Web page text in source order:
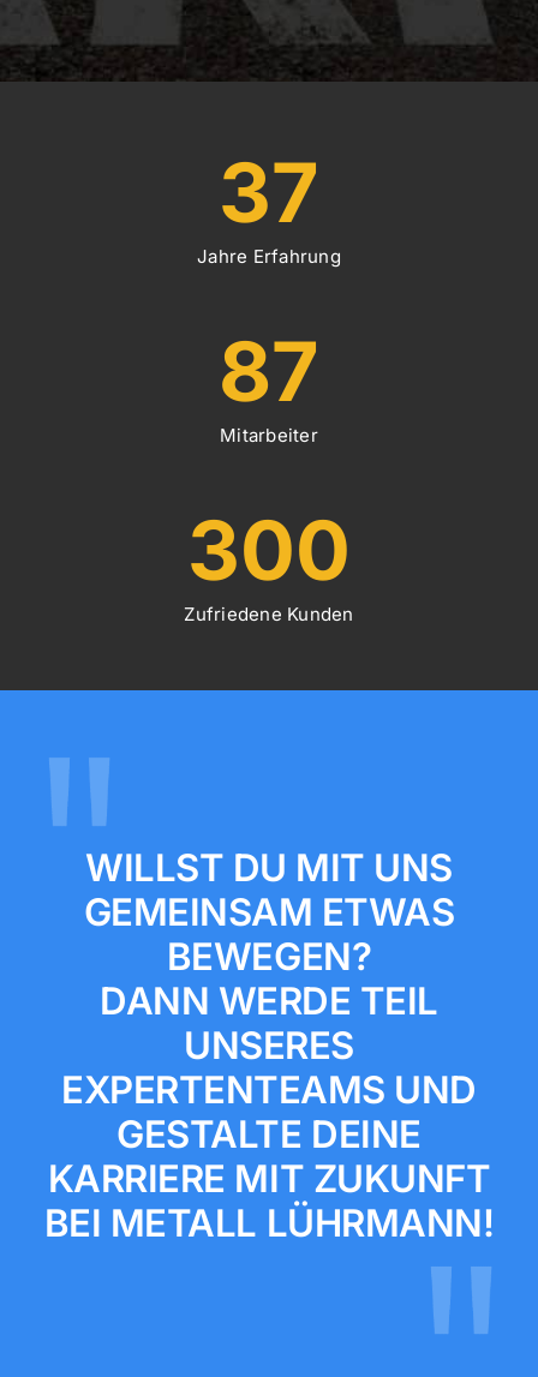
37
Jahre Erfahrung
87
Mitarbeiter
300
Zufriedene Kunden
WILLST DU MIT UNS
GEMEINSAM ETWAS
BEWEGEN?
DANN WERDE TEIL
UNSERES
EXPERTENTEAMS UND
GESTALTE DEINE
KARRIERE MIT ZUKUNFT
BEI METALL LÜHRMANN!